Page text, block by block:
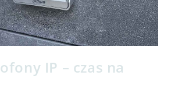
IP – czas na